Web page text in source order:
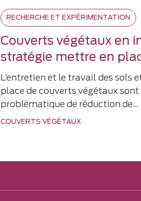
Couverts végétaux en
stratégie mettre en
COUVERTS VÉGÉTAUX
RECHERCHE ET EXPÉRIMENTATION
L’entretien et le travail des sols
place de couverts végétaux sont
problématique de réduction de…